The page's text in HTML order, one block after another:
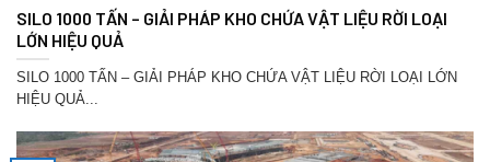
SILO 1000 TẤN – GIẢI PHÁP KHO CHỨA VẬT LIỆU RỜI LOẠI
LỚN HIỆU QUẢ
SILO 1000 TẤN – GIẢI PHÁP KHO CHỨA VẬT LIỆU RỜI LOẠI LỚN
HIỆU QUẢ...